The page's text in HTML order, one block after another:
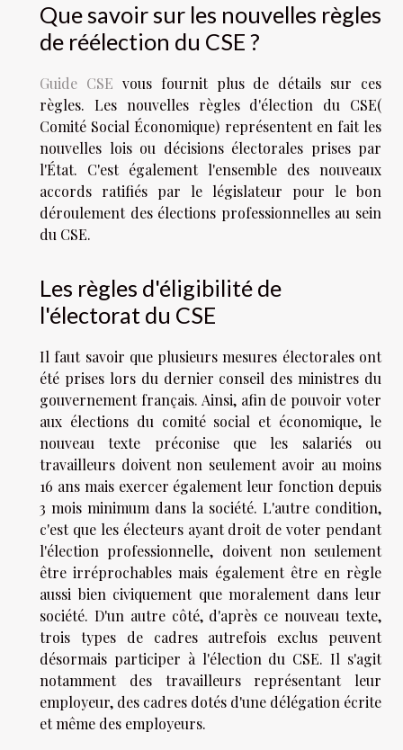
Que savoir sur les nouvelles règles
de réélection du CSE ?
Guide CSE vous fournit plus de détails sur ces
règles. Les nouvelles règles d'élection du CSE(
Comité Social Économique) représentent en fait les
nouvelles lois ou décisions électorales prises par
l'État. C'est également l'ensemble des nouveaux
accords ratifiés par le législateur pour le bon
déroulement des élections professionnelles au sein
du CSE.
Les règles d'éligibilité de
l'électorat du CSE
Il faut savoir que plusieurs mesures électorales ont
été prises lors du dernier conseil des ministres du
gouvernement français. Ainsi, afin de pouvoir voter
aux élections du comité social et économique, le
nouveau texte préconise que les salariés ou
travailleurs doivent non seulement avoir au moins
16 ans mais exercer également leur fonction depuis
3 mois minimum dans la société. L'autre condition,
c'est que les électeurs ayant droit de voter pendant
l'élection professionnelle, doivent non seulement
être irréprochables mais également être en règle
aussi bien civiquement que moralement dans leur
société. D'un autre côté, d'après ce nouveau texte,
trois types de cadres autrefois exclus peuvent
désormais participer à l'élection du CSE. Il s'agit
notamment des travailleurs représentant leur
employeur, des cadres dotés d'une délégation écrite
et même des employeurs.